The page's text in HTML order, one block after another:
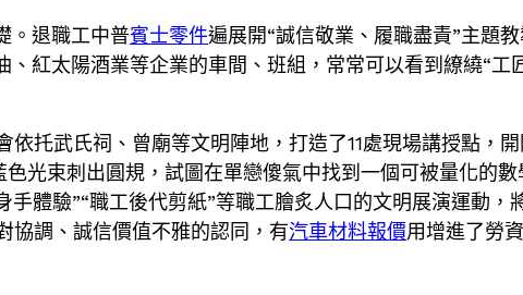
。退職工中普賓士零件遍展開“誠信敬業、履職盡責”主題
、紅太陽酒業等企業的車間、班組，常常可以看到繚繞“工
托武氏祠、曾廟等文明陣地，打造了11處現場講授點，
光束刺出圓規，試圖在單戀傻氣中找到一個可被量化的
手體驗”“職工後代剪紙”等職工膾炙人口的文明展演運動，
協調、誠信價值不雅的認同，有汽車材料報價用增進了勞